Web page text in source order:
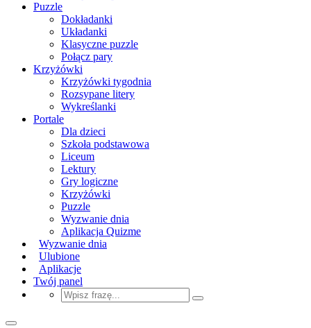
Puzzle
Dokładanki
Układanki
Klasyczne puzzle
Połącz pary
Krzyżówki
Krzyżówki tygodnia
Rozsypane litery
Wykreślanki
Portale
Dla dzieci
Szkoła podstawowa
Liceum
Lektury
Gry logiczne
Krzyżówki
Puzzle
Wyzwanie dnia
Aplikacja Quizme
Wyzwanie dnia
Ulubione
Aplikacje
Twój panel